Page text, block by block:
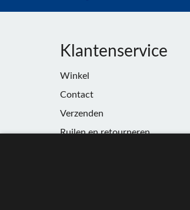
Klantenservice
Winkel
Contact
Verzenden
Ruilen en retourneren